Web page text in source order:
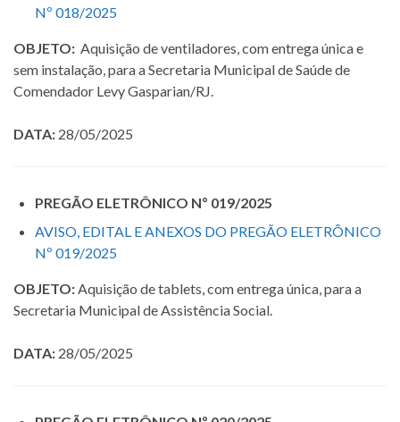
Nº 018/2025
OBJETO: Aquisição de ventiladores, com entrega única e
sem instalação, para a Secretaria Municipal de Saúde de
Comendador Levy Gasparian/RJ.
DATA: 28/05/2025
PREGÃO ELETRÔNICO Nº 019/2025
AVISO, EDITAL E ANEXOS DO PREGÃO ELETRÔNICO
Nº 019/2025
OBJETO: Aquisição de tablets, com entrega única, para a
Secretaria Municipal de Assistência Social.
DATA: 28/05/2025